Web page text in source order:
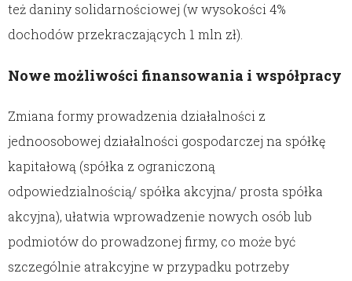
też daniny solidarnościowej (w wysokości 4%
dochodów przekraczających 1 mln zł).
Nowe możliwości finansowania i współpracy
Zmiana formy prowadzenia działalności z
jednoosobowej działalności gospodarczej na spółkę
kapitałową (spółka z ograniczoną
odpowiedzialnością/ spółka akcyjna/ prosta spółka
akcyjna), ułatwia wprowadzenie nowych osób lub
podmiotów do prowadzonej firmy, co może być
szczególnie atrakcyjne w przypadku potrzeby